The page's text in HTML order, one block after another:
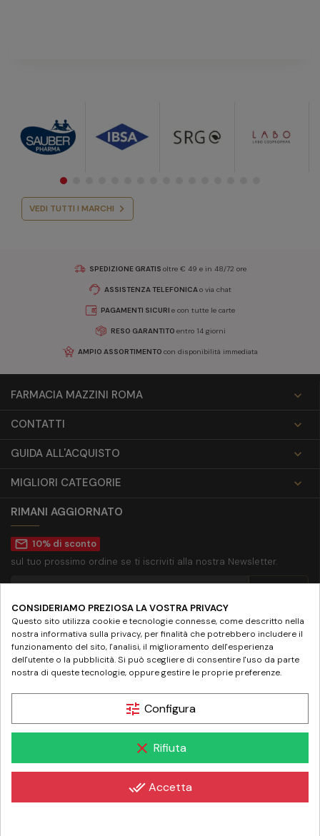
VEDI TUTTI I MARCHI
SPEDIZIONE GRATIS oltre € 49 e in 48/72 ore
ASSISTENZA TELEFONICAo via chat
PAGAMENTI SICURI e con tutte le carte
RESO GARANTITO entro 14 giorni
AMPIO ASSORTIMENTO con disponibilità immediata
FARMACIA MAZZINI ROMA

CONTATTI

GUIDA ALL'ACQUISTO

MIGLIORI CATEGORIE

RIMANI AGGIORNATO
mail_outline 10% di sconto
sul tuo prossimo ordine se ti iscriviti alla nostra Newsletter.
Accetto laprivacy policy
SEGUICI SU
Mazzini 19 - 00195 Roma | P.IVA 05097731003 - REA RM-837075
CONSIDERIAMO PREZIOSA LA VOSTRA PRIVACY
Questo sito utilizza cookie e tecnologie connesse, come descritto nella
nostra informativa sulla privacy, per finalità che potrebbero includere il
funzionamento del sito, l'analisi, il miglioramento dell'esperienza
dell'utente o la pubblicità. Si può scegliere di consentire l'uso da parte
nostra di queste tecnologie, oppure gestire le proprie preferenze.
tune Configura
clear Rifiuta
done_all Accetta